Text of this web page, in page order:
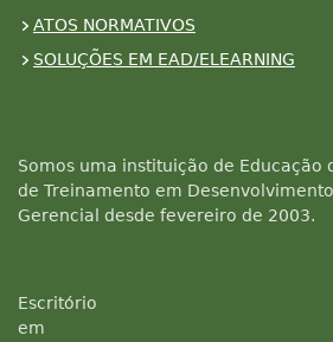
ATOS NORMATIVOS
SOLUÇÕES EM EAD/ELEARNING
Somos uma instituição de Educação
de Treinamento em
Gerencial desde fevereiro de 2003.
Escritório
em